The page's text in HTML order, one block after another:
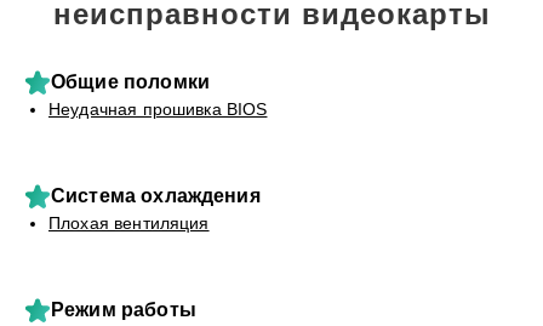
неисправности видеокарты
Общие поломки
Неудачная прошивка BIOS
Система охлаждения
Плохая вентиляция
Режим работы